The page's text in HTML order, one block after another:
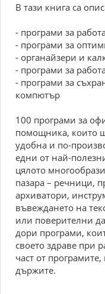
В тази книга са
- програми за
- програми за
- органайзери и
- програми за
- програми за
компютър
100 програми за
помощника, които
удобна и по-
едни от най-
цялото
пазара – речници,
архиватори,
въвеждането на
или поверителни
дори програми,
своето здраве при
част от
държите.